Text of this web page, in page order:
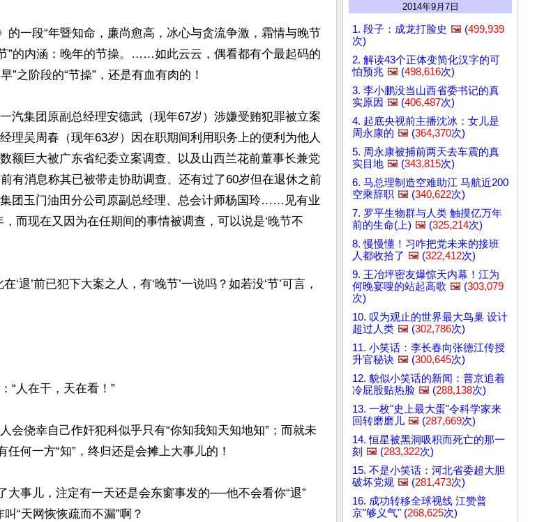
的一段“年暨知命，廉尚愈高，冰心与贪流争激，霜情与晚节
”的内涵：晚年的节操。……如此云云，偶看都有个最起码的
”之阶段的“节操”，还是有血有肉的！
汽集团原副总经理安德武（现年67岁）涉嫌受贿犯罪被立案
理吴周春（现年63岁）因在职期间利用职务上的便利为他人
额巨大被广东省纪委立案调查、以及山西兰花前董事长兼党
有消息称其已被带走协助调查、还有过了60岁但在退休之前
团玉门油田分公司原副总经理、总会计师杨国玲……见有业
而现在又因为在任期间的事情被调查，可以说是‘晚节不
‘退’前已犯下大案之人，有‘晚节’一说吗？如若没‘节’可言，
“人在干，天在看！”
会侥幸自己作奸犯科似乎只有“你知我知天知地知”；而就未
任何一方“知”，终归还是会摊上大事儿的！
大事儿，注定有一天还是会东窗事发的──他不会看你“退”
“天网恢恢疏而不漏”啊？
2014年9月7日
1. 段子：成龙打脸史 🖼️ (499,939
次)
2. 解读43个正体变简化汉字的可
怕预兆 🖼️ (498,616次)
3. 李小鹏没当山西省委书记的真
实原因 🖼️ (406,487次)
4. 起底央视前主播沈冰：女儿是
周永康的 🖼️ (364,370次)
5. 周永康被捕前两天去车震的真
实目地 🖼️ (343,815次)
6. 马总理制造空难助江 马航近200
空乘辞职 🖼️ (340,622次)
7. 罗平生物群与人类 触摸亿万年
前的生命(上) 🖼️ (325,214次)
8. 慢慢懂！习咋把党未来的接班
人都收拾了 🖼️ (322,412次)
9. 王冶坪密友爆惊天内幕！江为
何晚宴嗖的站起高歌 🖼️ (303,079
次)
10. 叹为观止的世界最大鸟巢 设计
超过人类 🖼️ (302,786次)
11. 小笑话：李长春向张德江传授
升官秘诀 🖼️ (300,645次)
12. 貌似小笑话的新闻：普京追着
冷屁股贴热脸 🖼️ (288,138次)
13. 一枚"史上最大蛋"令科学家来
回转磨磨儿 🖼️ (287,669次)
14. 恒星被黑洞吸积而死亡的那一
刻 🖼️ (283,322次)
15. 不是小笑话：河北省委超大胆
破坏党规 🖼️ (281,473次)
16. 成功转移全球视线 江赞普
京"够义气" (268,625次)